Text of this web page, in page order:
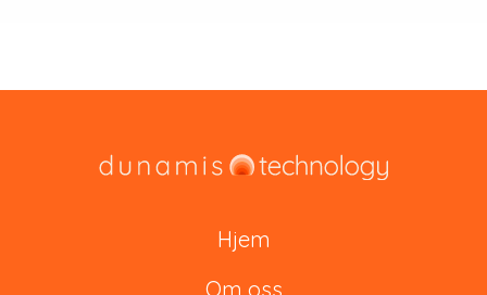
Hjem
Om oss